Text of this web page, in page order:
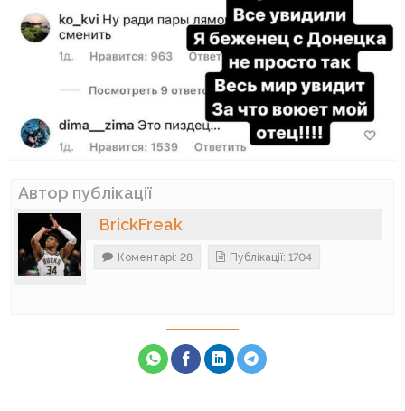
Автор публікації
BrickFreak
Коментарі: 28 Публікації: 1704